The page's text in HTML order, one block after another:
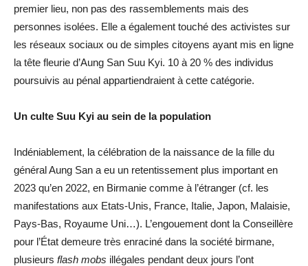
premier lieu, non pas des rassemblements mais des
personnes isolées. Elle a également touché des activistes sur
les réseaux sociaux ou de simples citoyens ayant mis en ligne
la tête fleurie d’Aung San Suu Kyi. 10 à 20 % des individus
poursuivis au pénal appartiendraient à cette catégorie.
Un culte Suu Kyi au sein de la population
Indéniablement, la célébration de la naissance de la fille du
général Aung San a eu un retentissement plus important en
2023 qu’en 2022, en Birmanie comme à l’étranger (cf. les
manifestations aux Etats-Unis, France, Italie, Japon, Malaisie,
Pays-Bas, Royaume Uni…). L’engouement dont la Conseillère
pour l’État demeure très enraciné dans la société birmane,
plusieurs flash mobs illégales pendant deux jours l’ont